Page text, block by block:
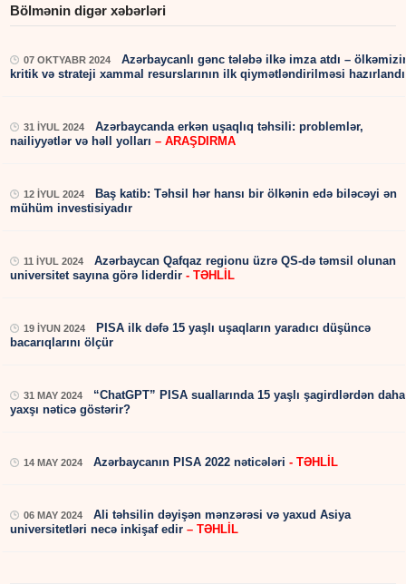
Bölmənin digər xəbərləri
07 OKTYABR 2024
Azərbaycanlı gənc tələbə ilkə imza atdı –
kritik və strateji xammal resurslarının ilk qiymətləndirilməsi hazırlandı
31 İYUL 2024
Azərbaycanda erkən uşaqlıq təhsili: problemlər,
nailiyyətlər və həll yolları– ARAŞDIRMA
12 İYUL 2024
Baş katib: Təhsil hər hansı bir ölkənin edə biləcəyi ən
mühüm investisiyadır
11 İYUL 2024
Azərbaycan Qafqaz regionu üzrə QS-də təmsil olunan
universitet sayına görə liderdir - TƏHLİL
19 İYUN 2024
PISA ilk dəfə 15 yaşlı uşaqların yaradıcı düşüncə
bacarıqlarını ölçür
31 MAY 2024
“ChatGPT” PISA suallarında 15 yaşlı şagirdlərdən daha
yaxşı nəticə göstərir?
14 MAY 2024 Azərbaycanın PISA 2022 nəticələri- TƏHLİL
06 MAY 2024
Ali təhsilin dəyişən mənzərəsi və yaxud Asiya
universitetləri necə inkişaf edir– TƏHLİL